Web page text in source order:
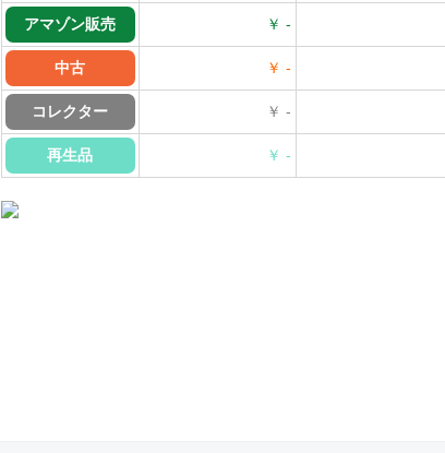
アマゾン販売 ￥ -
中古 ￥ -
コレクター ￥ -
再生品 ￥ -